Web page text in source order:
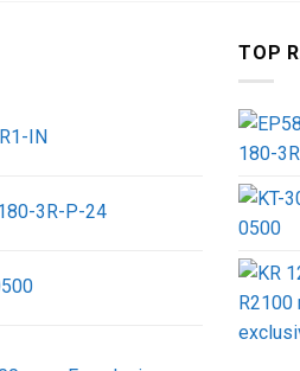
IN
3R-P-24
TOP